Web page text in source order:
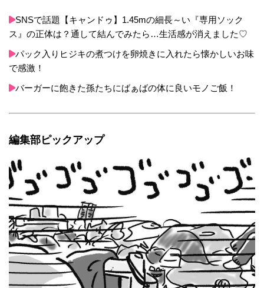
SNSで話題【キャンドゥ】1.45mの細長～い『専用ソック
ス』の正体は？通して結んでみたら…生活感が消えました♡
パック入りヒジキの煮つけを卵焼きに入れたら懐かしいお味
で感激！
バーガーに飽きた孫たちにばぁばの体に良いモノご飯！
編集部ピックアップ